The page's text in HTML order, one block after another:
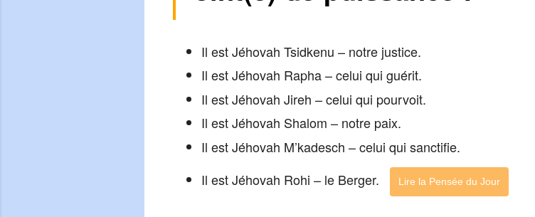
Il est Jéhovah Tsidkenu – notre justice.
Il est Jéhovah Rapha – celui qui guérit.
Il est Jéhovah Jireh – celui qui pourvoit.
Il est Jéhovah Shalom – notre paix.
Il est Jéhovah M’kadesch – celui qui sanctifie.
Il est Jéhovah Rohi – le Berger.
Lire la Pensée du Jour